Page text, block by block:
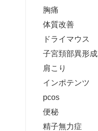
胸痛
体質改善
ドライマウス
子宮頚部異形成
肩こり
インポテンツ
pcos
便秘
精子無力症